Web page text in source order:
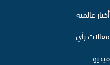
أخبار عالمية
مقالات رأي
فيديو